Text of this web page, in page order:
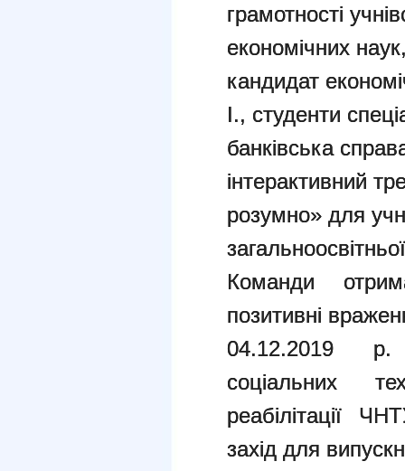
грамотності
економічних
кандидат
І., студенти
банківська
інтерактивний
розумно» для
Команди
позитивні
04.12.2019 р.
соціальних
реабілітації
захід для